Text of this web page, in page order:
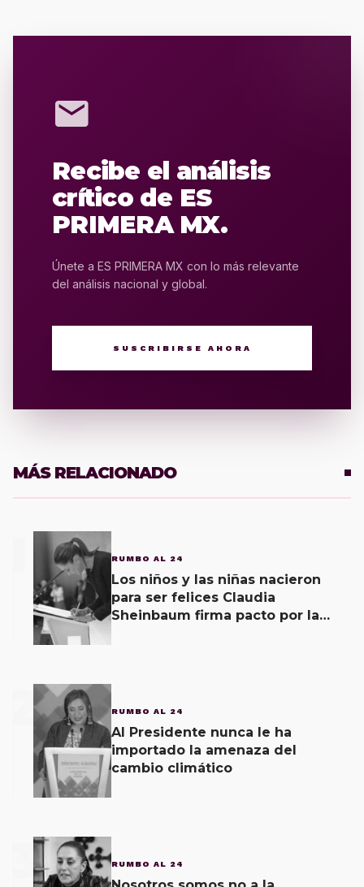
mail
Recibe el análisis
crítico de ES
PRIMERA MX.
Únete a ES PRIMERA MX con lo más relevante
del análisis nacional y global.
SUSCRIBIRSE AHORA
MÁS RELACIONADO
RUMBO AL 24
Los niños y las niñas nacieron
para ser felices Claudia
Sheinbaum firma pacto por la
2 RUMBO AL 24
Al Presidente nunca le ha
importado la amenaza del
cambio climático
3 RUMBO AL 24